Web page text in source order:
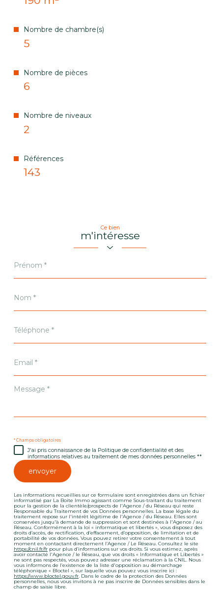
Nombre de chambre(s)
5
Nombre de pièces
6
Nombre de niveaux
2
Références
143
Ce bien
m'intéresse
*
*
*
Message
* Champs obligatoires
J'ai pris connaissance de la Politique de confidentialité et des
informations relatives au traitement de mes données personnelles **
envoyer
Les informations recueillies sur ce formulaire sont enregistrées dans un fichier
informatisé par La Boite Immo agissant comme Sous-traitant du traitement
pour la gestion de la clientèle/prospects de l'Agence / du Réseau qui reste
Responsable du Traitement de vos Données personnelles. La base légale du
traitement repose sur l'intérêt légitime de l'Agence / du Réseau. Elles sont
conservées jusqu'à demande de suppression et sont destinées à l'Agence / au
Réseau. Conformément à la loi « informatique et libertés », vous disposez des
droits d’accès, de rectification, d’effacement, d’opposition, de limitation et de
portabilité de vos données. Vous pouvez retirer votre consentement à tout
moment en contactant directement l’Agence / Le Réseau. Consultez le site
https://cnil.fr/fr pour plus d’informations sur vos droits. Si vous estimez, après
avoir contacté l'Agence / le Réseau, que vos droits « Informatique et Libertés »
ne sont pas respectés, vous pouvez adresser une réclamation à la CNIL. Nous
vous informons de l’existence de la liste d'opposition au démarchage
téléphonique « Bloctel », sur laquelle vous pouvez vous inscrire ici :
https://www.bloctel.gouv.fr . Dans le cadre de la protection des Données
personnelles, nous vous invitons à ne pas inscrire de Données sensibles dans le
champ de saisie libre.